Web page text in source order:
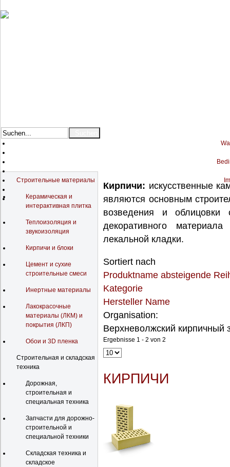
Строительные материалы
Керамическая и
интерактивная плитка
Теплоизоляция и
звукоизоляция
Кирпичи и блоки
Цемент и сухие
строительные смеси
Инертные материалы
Лакокрасочные
материалы (ЛКМ) и
покрытия (ЛКП)
Обои и 3D пленка
Строительная и складская
техника
Дорожная,
строительная и
специальная техника
Запчасти для дорожно-
строительной и
специальной техники
Складская техника и
складское
Кирпичи: искусственные
являются основным
возведения и облицовки
декоративного
лекальной кладки.
Sortiert nach
Produktname absteigende
Kategorie
Hersteller Name
Organisation:
Верхневолжский
Ergebnisse 1 - 2 von 2
КИРПИЧИ